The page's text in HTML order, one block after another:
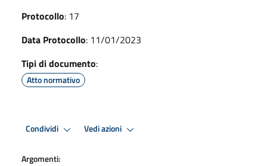
Protocollo: 17
Data Protocollo: 11/01/2023
Tipi di documento:
Atto normativo
Condividi Vedi azioni
Argomenti: